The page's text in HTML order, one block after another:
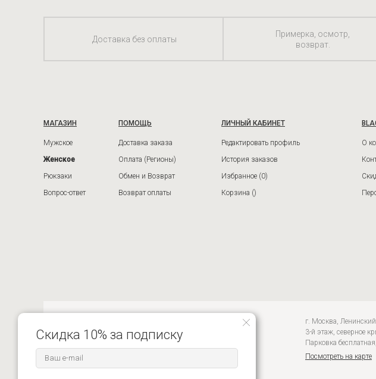
Доставка без оплаты
Примерка, осмотр,
возврат.
МАГАЗИН
Мужское
Женское
Рюкзаки
Вопрос-ответ
ПОМОЩЬ
Доставка заказа
Оплата (Регионы)
Обмен и Возврат
Возврат оплаты
ЛИЧНЫЙ КАБИНЕТ
Редактировать профиль
История заказов
Избранное (0)
Корзина ()
О
МАГАЗИН 7 ДНЕЙ В НЕДЕЛЮ, С 10 ДО 18
г. Москва,
3-й этаж, северное
Парковка
Посмотреть на карте
Скидка 10% за подписку